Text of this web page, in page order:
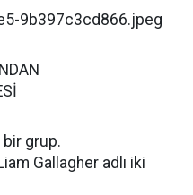
bir grup.
Gallagher adlı iki